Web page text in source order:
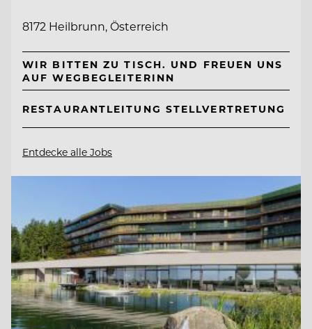
8172 Heilbrunn, Österreich
WIR BITTEN ZU TISCH. UND FREUEN UNS
AUF WEGBEGLEITERINN
RESTAURANTLEITUNG STELLVERTRETUNG
Entdecke alle Jobs